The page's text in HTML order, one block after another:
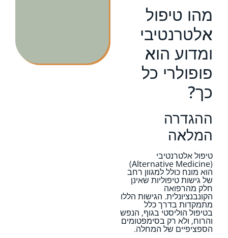
מהו טיפול
אלטרנטיבי
ומדוע הוא
פופולרי כל
כך?
ההגדרה
המלאה
טיפול אלטרנטיבי
(Alternative Medicine)
הוא מונח כולל למגוון רחב
של גישות טיפוליות שאינן
חלק מהרפואה
הקונבנציונלית. הגישות הללו
מתמקדות בדרך כלל
בטיפול הוליסטי בגוף, הנפש
והרוח, ולא רק בסימפטומים
הספציפיים של המחלה.